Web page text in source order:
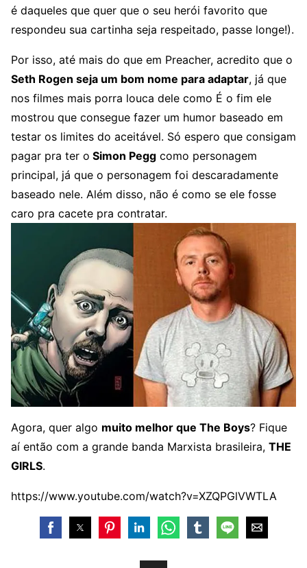
é daqueles que quer que o seu herói favorito que
respondeu sua cartinha seja respeitado, passe longe!).
Por isso, até mais do que em Preacher, acredito que o
Seth Rogen seja um bom nome para adaptar, já que
nos filmes mais porra louca dele como É o fim ele
mostrou que consegue fazer um humor baseado em
testar os limites do aceitável. Só espero que consigam
pagar pra ter o Simon Pegg como personagem
principal, já que o personagem foi descaradamente
baseado nele. Além disso, não é como se ele fosse
caro pra cacete pra contratar.
Agora, quer algo muito melhor que The Boys? Fique
aí então com a grande banda Marxista brasileira, THE
GIRLS.
https://www.youtube.com/watch?v=XZQPGlVWTLA